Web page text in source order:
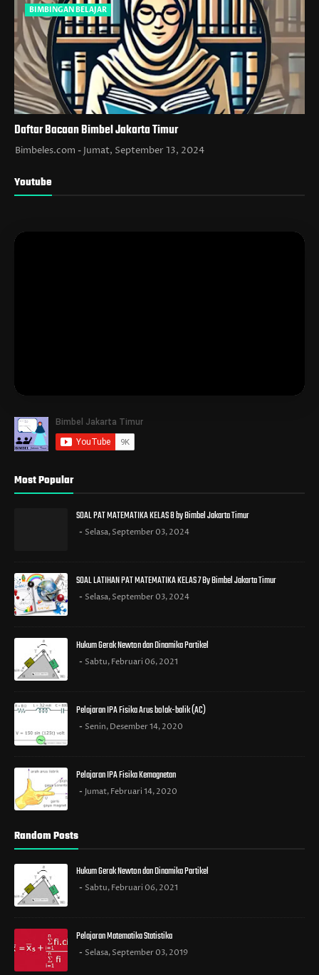
BIMBINGAN BELAJAR
Daftar Bacaan Bimbel Jakarta Timur
Bimbeles.com Jumat, September 13, 2024
Youtube
Most Popular
SOAL PAT MATEMATIKA KELAS 8 by Bimbel Jakarta Timur
Selasa, September 03, 2024
SOAL LATIHAN PAT MATEMATIKA KELAS 7 By Bimbel Jakarta Timur
Selasa, September 03, 2024
Hukum Gerak Newton dan Dinamika Partikel
Sabtu, Februari 06, 2021
Pelajaran IPA Fisika Arus bolak-balik (AC)
Senin, Desember 14, 2020
Pelajaran IPA Fisika Kemagnetan
Jumat, Februari 14, 2020
Random Posts
Hukum Gerak Newton dan Dinamika Partikel
Sabtu, Februari 06, 2021
Pelajaran Matematika Statistika
Selasa, September 03, 2019